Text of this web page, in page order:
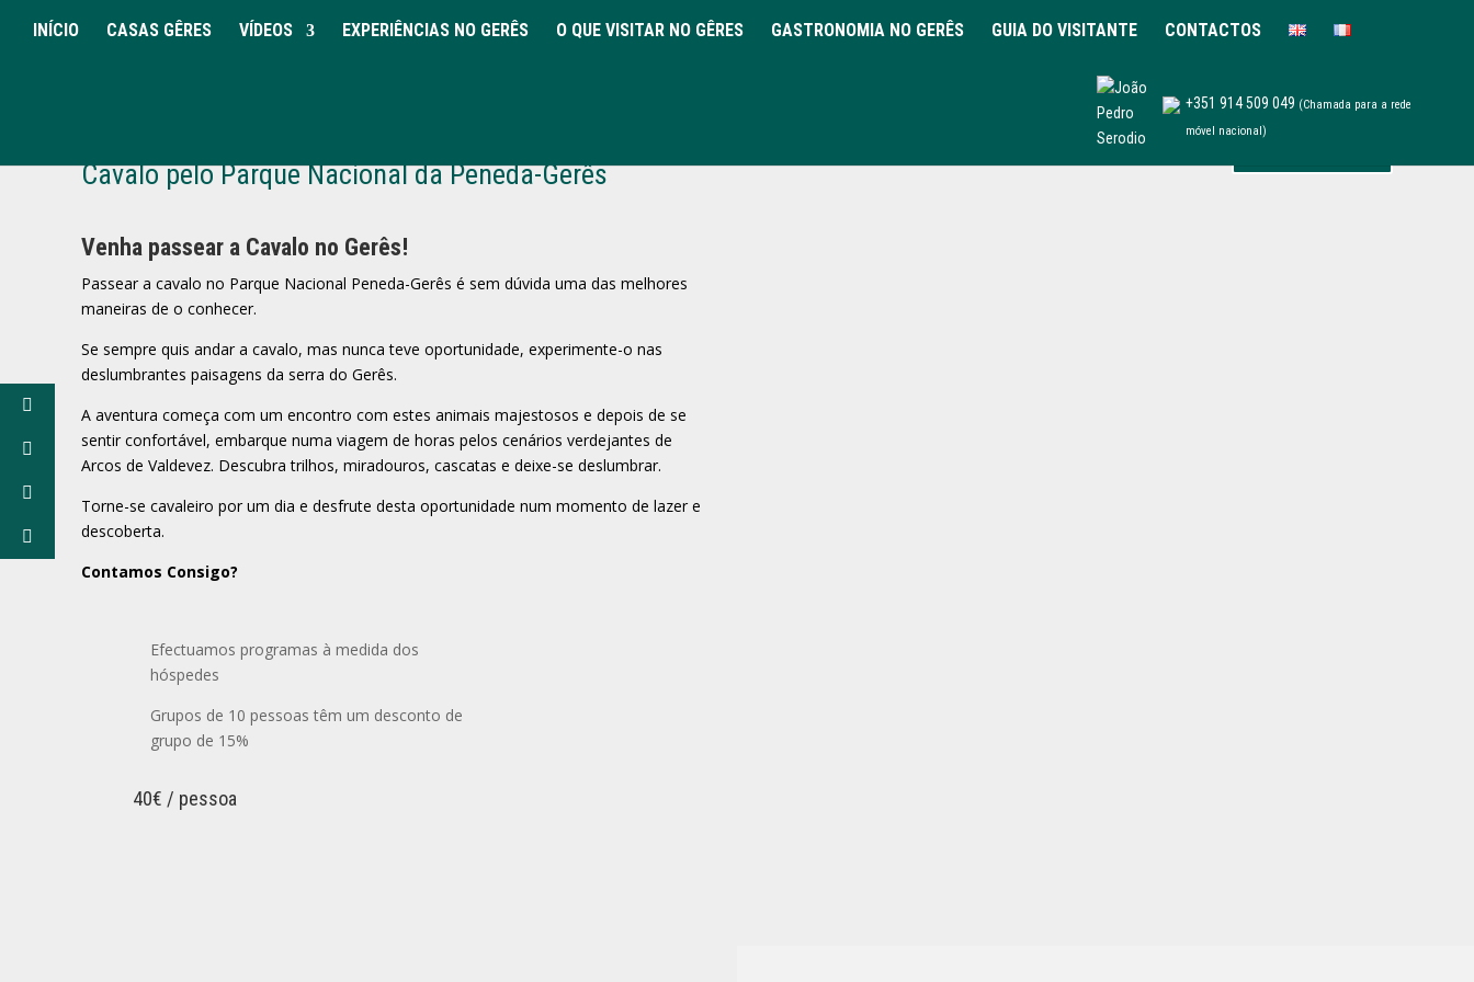
INÍCIO CASAS GÊRES VÍDEOS EXPERIÊNCIAS NO GERÊS O QUE VISITAR NO GÊRES GASTRONOMIA NO GERÊS GUIA DO VISITANTE CONTACTOS
+351 914 509 049 (Chamada para a rede
móvel nacional)
Cavalo pelo Parque Nacional da Peneda-Gerês
Venha passear a Cavalo no Gerês!
Passear a cavalo no Parque Nacional Peneda-Gerês é sem dúvida uma das melhores
maneiras de o conhecer.
Se sempre quis andar a cavalo, mas nunca teve oportunidade, experimente-o nas
deslumbrantes paisagens da serra do Gerês.
A aventura começa com um encontro com estes animais majestosos e depois de se
sentir confortável, embarque numa viagem de horas pelos cenários verdejantes de
Arcos de Valdevez. Descubra trilhos, miradouros, cascatas e deixe-se deslumbrar.
Torne-se cavaleiro por um dia e desfrute desta oportunidade num momento de lazer e
descoberta.
Contamos Consigo?
Reservar
Efectuamos programas à medida dos
hóspedes
Grupos de 10 pessoas têm um desconto de
grupo de 15%
40€ / pessoa